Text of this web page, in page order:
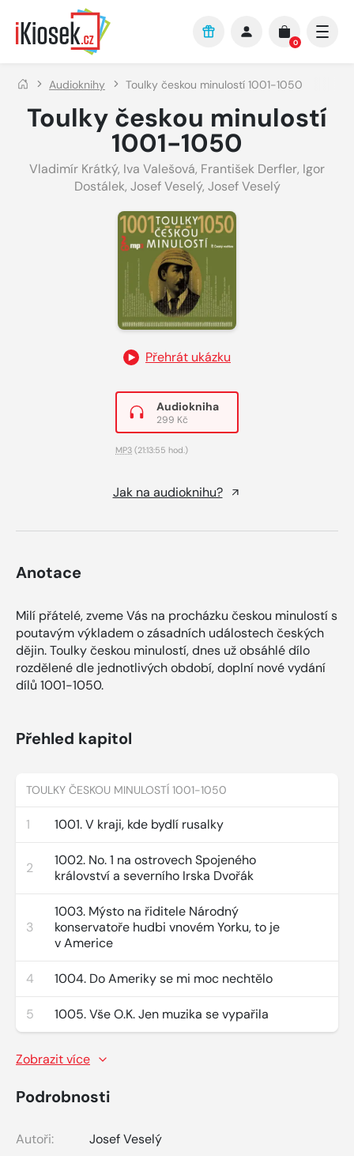
Přejít na hlavní obsah
0
Audioknihy Toulky českou minulostí 1001-1050
Toulky českou minulostí
1001-1050
Vladimír Krátký, Iva Valešová, František Derfler, Igor
Dostálek, Josef Veselý, Josef Veselý
Přehrát ukázku
Audiokniha
299 Kč
MP3 (21:13:55 hod.)
Jak na audioknihu?
Anotace
Milí přátelé, zveme Vás na procházku českou minulostí s
poutavým výkladem o zásadních událostech českých
dějin. Toulky českou minulostí, dnes už obsáhlé dílo
rozdělené dle jednotlivých období, doplní nové vydání
dílů 1001-1050.
Přehled kapitol
TOULKY ČESKOU MINULOSTÍ 1001-1050
1 1001. V kraji, kde bydlí rusalky
2
1002. No. 1 na ostrovech Spojeného
království a severního Irska Dvořák
3
1003. Mýsto na řiditele Národný
konservatoře hudbi vnovém Yorku, to je
v Americe
4 1004. Do Ameriky se mi moc nechtělo
5 1005. Vše O.K. Jen muzika se vypařila
Zobrazit více
Podrobnosti
Autoři:
Josef Veselý